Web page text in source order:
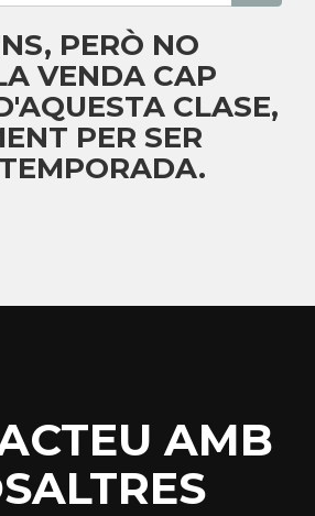
PERÒ NO
VENDA CAP
CLASE,
PER SER
AMB